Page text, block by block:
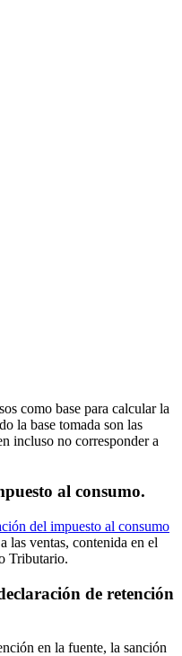
como base para calcular la
la base tomada son las
incluso no corresponder a
al consumo.
del impuesto al consumo
las ventas, contenida en el
Tributario.
de retención
en la fuente, la sanción